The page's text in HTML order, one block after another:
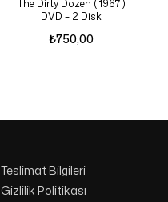
The Dirty Dozen ( 1967 )
DVD – 2 Disk
₺750,00
Teslimat Bilgileri
Gizlilik Politikası